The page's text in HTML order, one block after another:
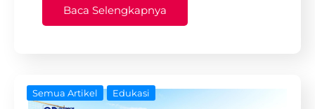
Baca Selengkapnya
Semua Artikel Edukasi